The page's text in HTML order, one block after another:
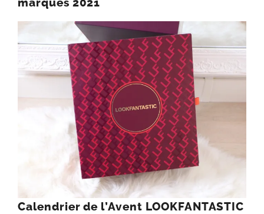
marques 2021
Calendrier de l’Avent LOOKFANTASTIC